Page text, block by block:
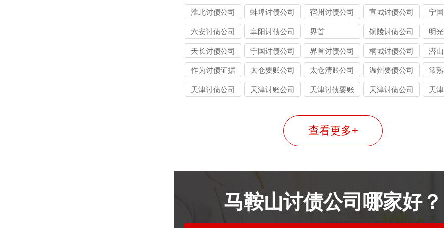
债公司
债公司
债公司
债公司
淮北讨债公司 蚌埠讨债公司 宿州讨债公司 宣城讨债公司 宁国
六安讨债公司 阜阳讨债公司 界首 铜陵讨债公司 明
天长讨债公司 宁国讨债公司 界首讨债公司 桐城讨债公司 潜
作为讨债证据 太仓要账公司 太仓清账公司 温州要债公司 常
天津讨债公司 天津讨账公司
天津讨债要账
天津讨债公司 天
查看更多+
马鞍山讨债公司哪家好？